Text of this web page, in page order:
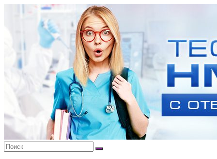
содержимому
портала
ответами